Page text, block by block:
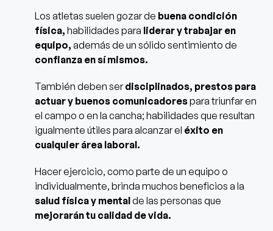
Los atletas suelen gozar de buena condición
física, habilidades para liderar y trabajar en
equipo, además de un sólido sentimiento de
confianza en sí mismos.
También deben serdisciplinados, prestos para
actuar y buenos comunicadorespara triunfar en
el campo o en la cancha; habilidades que resultan
igualmente útiles para alcanzar el éxito en
cualquier área laboral.
Hacer ejercicio, como parte de un equipo o
individualmente, brinda muchos beneficios a la
salud física y mentalde las personas que
mejorarán tu calidad de vida.